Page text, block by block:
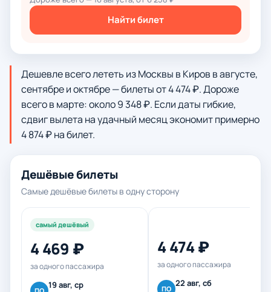
Найти билет
Дешевле всего лететь из Москвы в Киров в августе,
сентябре и октябре — билеты от 4 474 ₽. Дороже
всего в марте: около 9 348 ₽. Если даты гибкие,
сдвиг вылета на удачный месяц экономит примерно
4 874 ₽ на билет.
Дешёвые билеты
Самые дешёвые билеты в одну сторону
самый дешёвый
4 469 ₽
за одного пассажира
19 авг, ср
4 474 ₽
за одного пассажира
ПО
22 авг, сб